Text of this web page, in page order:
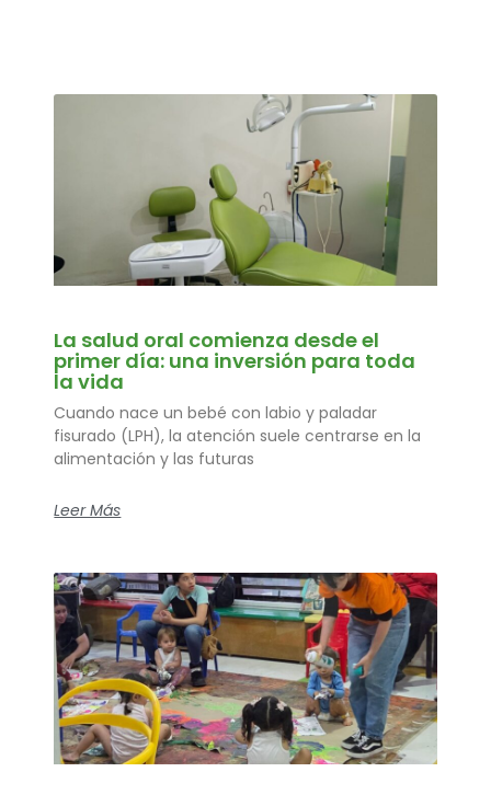
La salud oral comienza desde el
primer día: una inversión para toda
la vida
Cuando nace un bebé con labio y paladar
fisurado (LPH), la atención suele centrarse en la
alimentación y las futuras
Leer Más